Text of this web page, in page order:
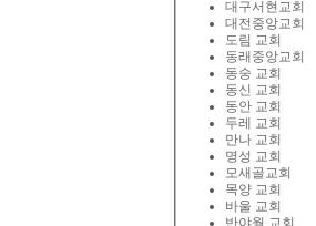
대구서현교회
대전중앙교회
도림 교회
동래중앙교회
동숭 교회
동신 교회
동안 교회
두레 교회
만나 교회
명성 교회
모새골교회
목양 교회
바울 교회
반야월 교회